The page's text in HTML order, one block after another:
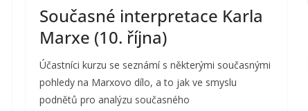
Současné interpretace Karla
Marxe (10. října)
Účastníci kurzu se seznámí s některými současnými
pohledy na Marxovo dílo, a to jak ve smyslu
podnětů pro analýzu současného